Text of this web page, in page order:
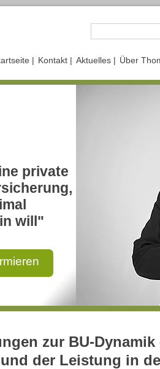
Über
Aktuelles |
Kontakt |
|
private
will"
zur BU-
der Leistung in